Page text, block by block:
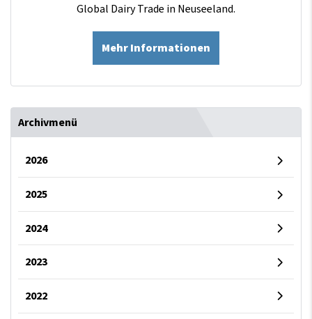
Global Dairy Trade in Neuseeland.
Mehr Informationen
Archivmenü
2026
2025
2024
2023
2022